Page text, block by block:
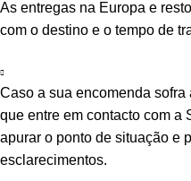
As entregas na Europa e
com o destino e o tempo de
Caso a sua encomenda
que entre em contacto com a
apurar o ponto de situação e
esclarecimentos.